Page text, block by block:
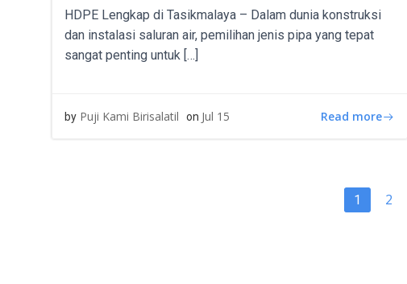
HDPE Lengkap di Tasikmalaya – Dalam dunia konstruksi
dan instalasi saluran air, pemilihan jenis pipa yang tepat
sangat penting untuk […]
by Puji Kami Birisalatil on Jul 15 Read more
POSTS
Page
1 Page
2